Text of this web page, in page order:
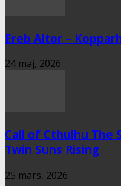
Ereb Altor –
24 maj, 2026
Call of Cthulhu The
Twin Suns Rising
25 mars, 2026